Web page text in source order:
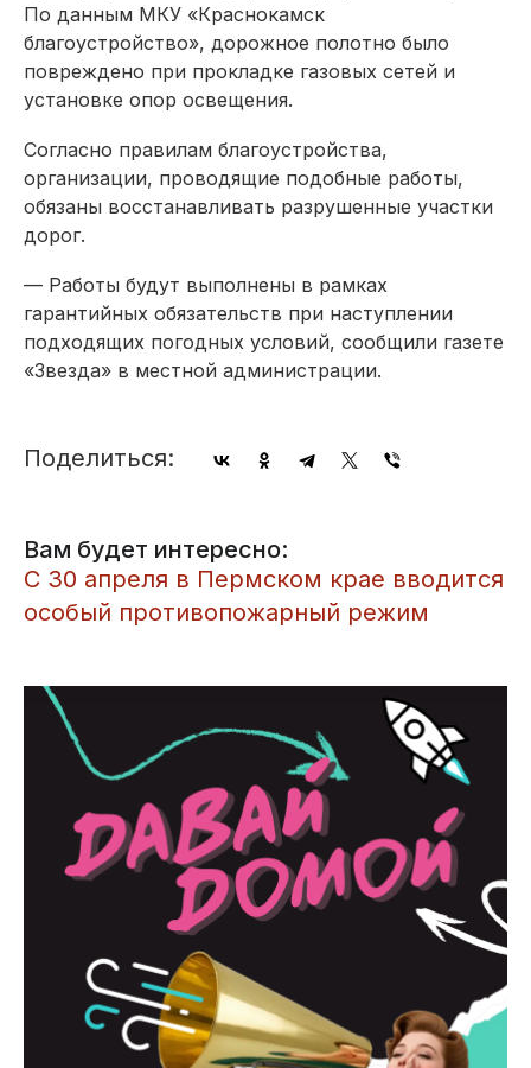
По данным МКУ «Краснокамск
благоустройство», дорожное полотно было
повреждено при прокладке газовых сетей и
установке опор освещения.
Согласно правилам благоустройства,
организации, проводящие подобные работы,
обязаны восстанавливать разрушенные участки
дорог.
— Работы будут выполнены в рамках
гарантийных обязательств при наступлении
подходящих погодных условий, сообщили газете
«Звезда» в местной администрации.
Поделиться:
Вам будет интересно:
​С 30 апреля в Пермском крае вводится
особый противопожарный режим